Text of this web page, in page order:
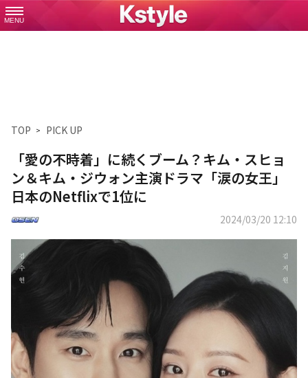
MENU
TOP PICK UP
「愛の不時着」に続くブーム？キム・スヒョ
ン＆キム・ジウォン主演ドラマ「涙の女王」
日本のNetflixで1位に
2024/03/20 12:10